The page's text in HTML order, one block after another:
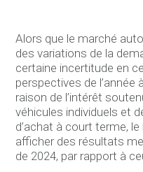
Alors que le marché
des variations de la
certaine incertitude en
perspectives de l’année
raison de l’intérêt
véhicules individuels et
d’achat à court terme,
afficher des résultats
de 2024, par rapport à